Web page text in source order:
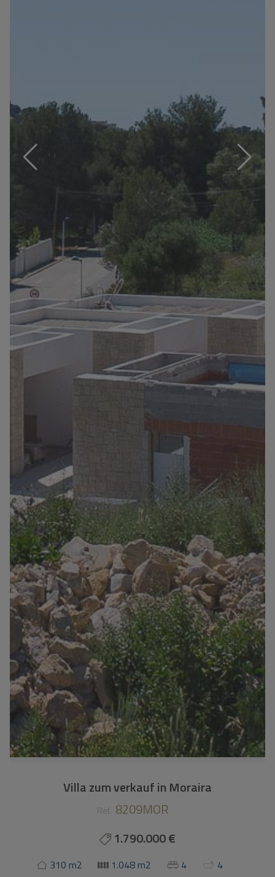
Villa zum verkauf in Moraira
Ref. 8209MOR
1.790.000 €
310 m2 1.048 m2 4 4